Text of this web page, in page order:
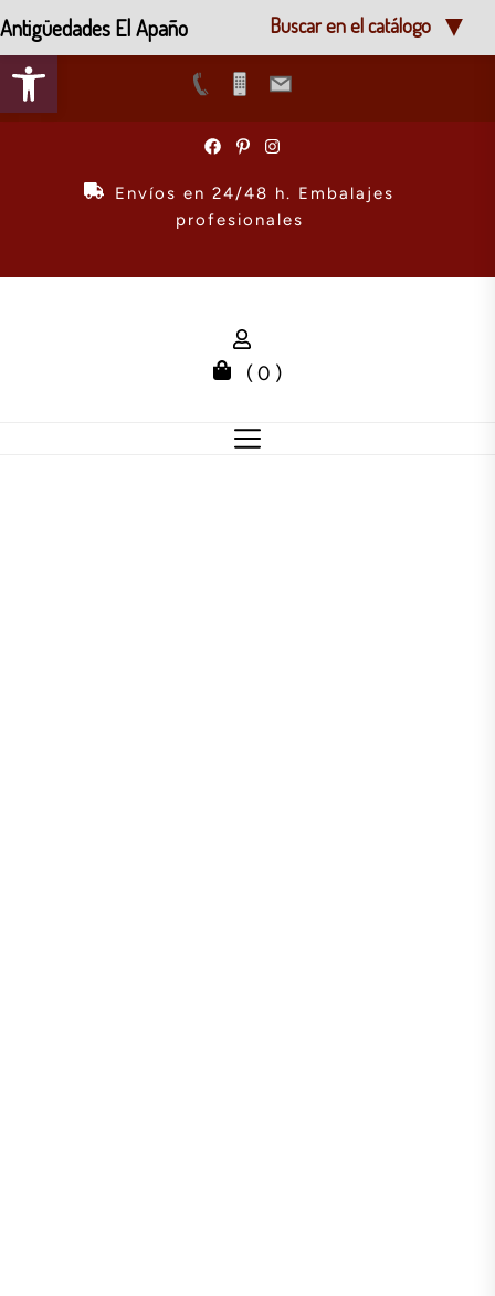
Abrir barra de herramientas
Envíos en 24/48 h. Embalajes
profesionales
( 0 )
Antigüedades El Apaño Buscar en el catálogo